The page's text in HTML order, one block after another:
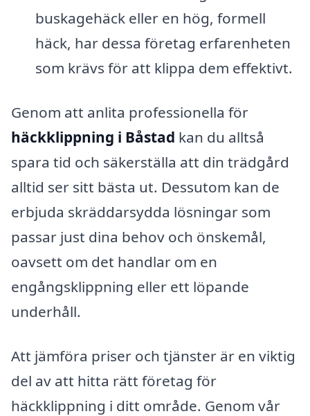
buskagehäck eller en hög, formell
häck, har dessa företag erfarenheten
som krävs för att klippa dem effektivt.
Genom att anlita professionella för
häckklippning i Båstad kan du alltså
spara tid och säkerställa att din trädgård
alltid ser sitt bästa ut. Dessutom kan de
erbjuda skräddarsydda lösningar som
passar just dina behov och önskemål,
oavsett om det handlar om en
engångsklippning eller ett löpande
underhåll.
Att jämföra priser och tjänster är en viktig
del av att hitta rätt företag för
häckklippning i ditt område. Genom vår